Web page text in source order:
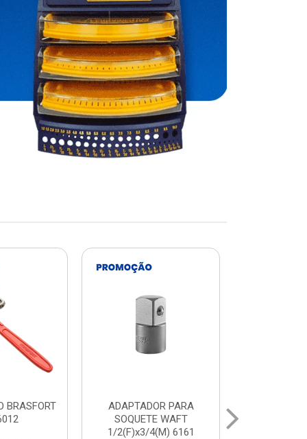
ABAJOUR LED
COB MESA
BOLSA PARA
FERRAMENTAS
BRASFORT FECHADA